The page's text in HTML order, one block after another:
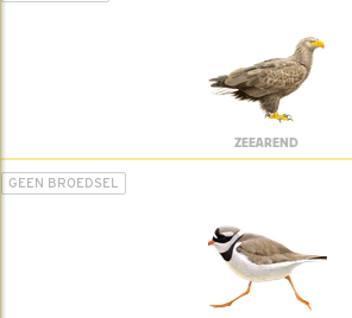
ZEEAREND
GEEN BROEDSEL